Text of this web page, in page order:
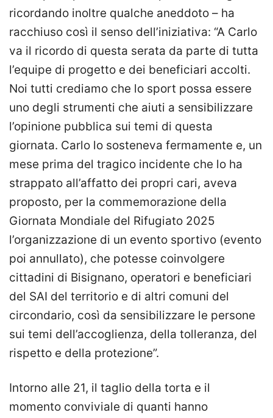
ricordando inoltre qualche aneddoto – ha
racchiuso così il senso dell’iniziativa: “A Carlo
va il ricordo di questa serata da parte di tutta
l’equipe di progetto e dei beneficiari accolti.
Noi tutti crediamo che lo sport possa essere
uno degli strumenti che aiuti a sensibilizzare
l’opinione pubblica sui temi di questa
giornata. Carlo lo sosteneva fermamente e, un
mese prima del tragico incidente che lo ha
strappato all’affatto dei propri cari, aveva
proposto, per la commemorazione della
Giornata Mondiale del Rifugiato 2025
l’organizzazione di un evento sportivo (evento
poi annullato), che potesse coinvolgere
cittadini di Bisignano, operatori e beneficiari
del SAI del territorio e di altri comuni del
circondario, così da sensibilizzare le persone
sui temi dell’accoglienza, della tolleranza, del
rispetto e della protezione”.
Intorno alle 21, il taglio della torta e il
momento conviviale di quanti hanno